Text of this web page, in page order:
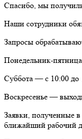
Спасибо, мы
Наши сотрудники
Запросы
Понедельник-
Суббота — с 10:00 до
Воскресенье —
Заявки, полученные
ближайший рабочий